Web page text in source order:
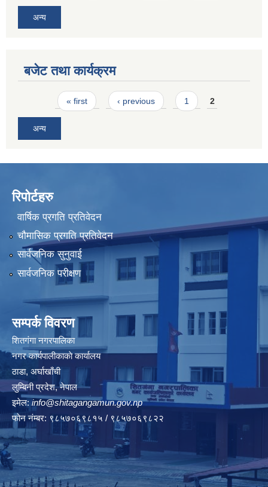
अन्य
बजेट तथा कार्यक्रम
Pages« first ‹ previous 1 2
अन्य
रिपोर्टहरु
वार्षिक प्रगति प्रतिवेदन
चौमासिक प्रगति प्रतिवेदन
सार्वजनिक सुनुवाई
सार्वजनिक परीक्षण
सम्पर्क विवरण
शितगंगा नगरपालिका
नगर कार्यपालीकाकाे कार्यालय
ठाडा, अर्घाखाँची
लुम्बिनी प्रदेश, नेपाल
इमेल: info@shitagangamun.gov.np
फोन नंम्बर: ९८५७०६९८१५ / ९८५७०६९८२२